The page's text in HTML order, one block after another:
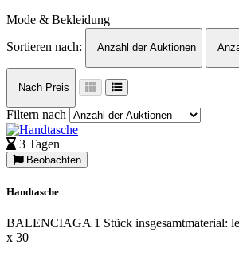
Mode & Bekleidung
Sortieren nach:
Anzahl der Auktionen
Nach Preis
Filtern nach
3 Tagen
Beobachten
Handtasche
BALENCIAGA 1 Stück insgesamtmaterial:
x 30